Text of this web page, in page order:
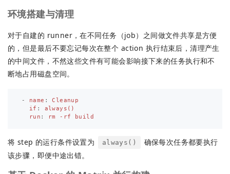
环境搭建与清理
对于自建的 runner，在不同任务（job）之间做文件共享是方便
的，但是最后不要忘记每次在整个 action 执行结束后，清理产生
的中间文件，不然这些文件有可能会影响接下来的任务执行和不
断地占用磁盘空间。
- name :
Cleanup
if :
always()
run : rm -rf build
将 step 的运行条件设置为 always()
确保每次任务都要执行
该步骤，即便中途出错。